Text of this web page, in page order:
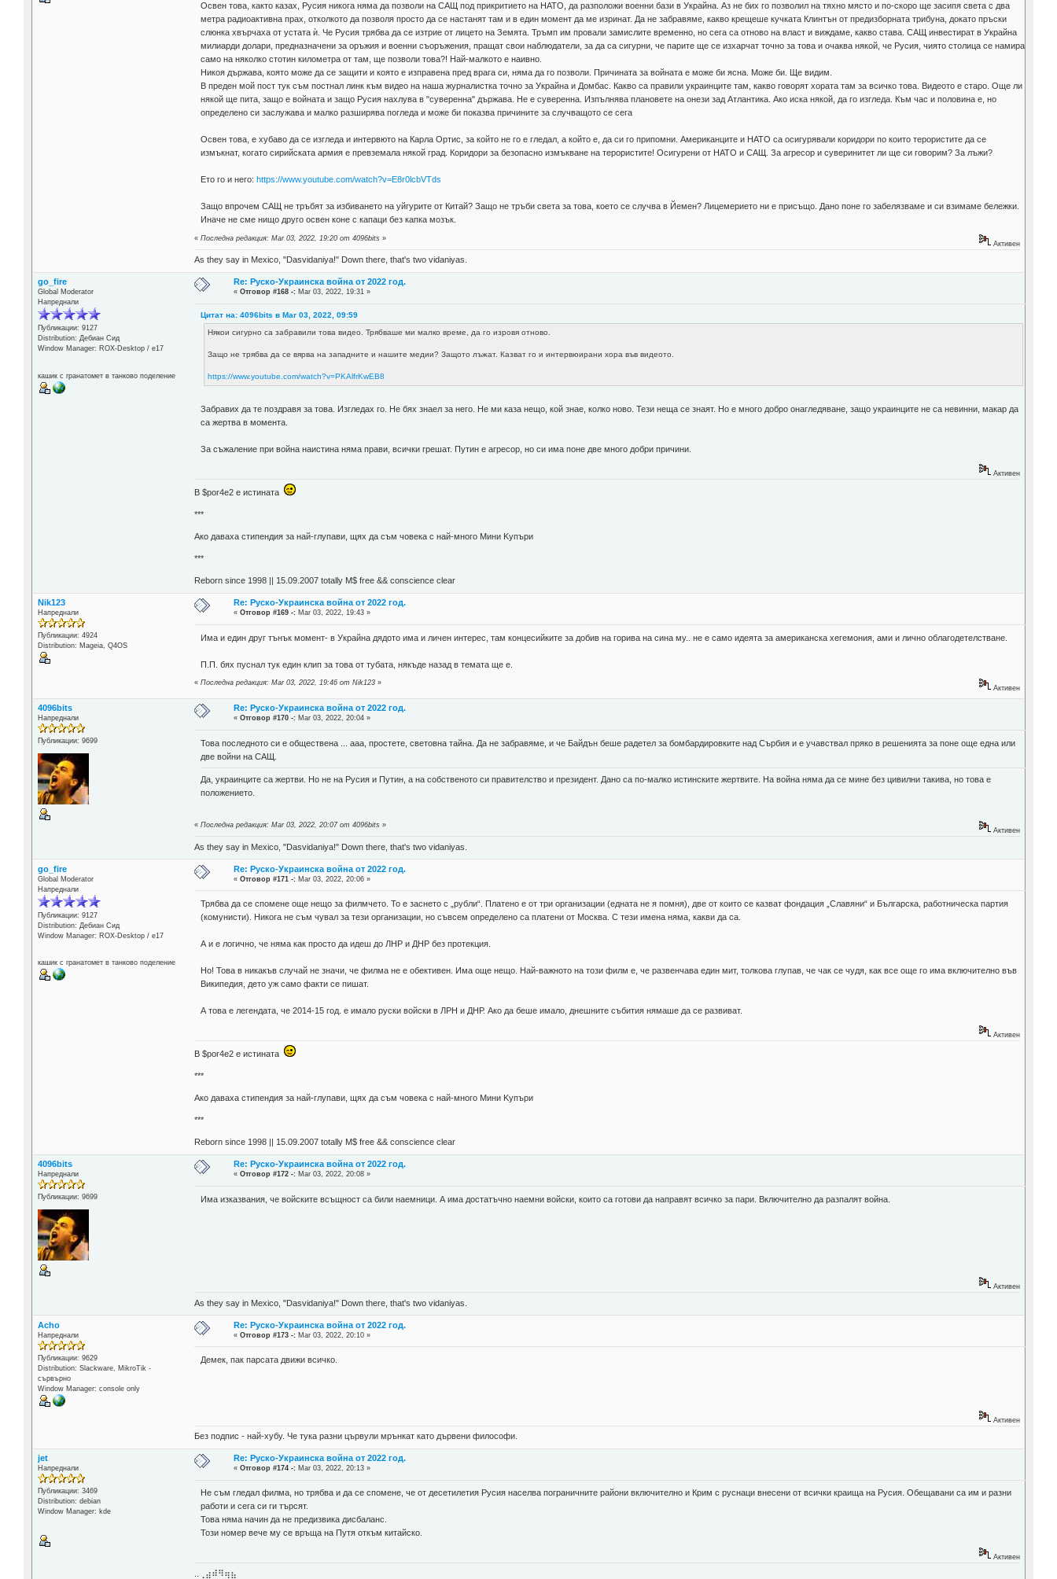
Освен това, както казах, Русия никога няма да позволи на САЩ под прикритието на НАТО, да разположи военни бази в Украйна. Аз не бих го позволил на тяхно място и по-скоро ще засипя света с два
метра радиоактивна прах, отколкото да позволя просто да се настанят там и в един момент да ме изринат. Да не забравяме, какво крещеше кучката Клинтън от предизборната трибуна, докато пръски
слюнка хвърчаха от устата ѝ. Че Русия трябва да се изтрие от лицето на Земята. Тръмп им провали замислите временно, но сега са отново на власт и виждаме, какво става. САЩ инвестират в Украйна
милиарди долари, предназначени за оръжия и военни съоръжения, пращат свои наблюдатели, за да са сигурни, че парите ще се изхарчат точно за това и очаква някой, че Русия, чиято столица се намира
само на няколко стотин километра от там, ще позволи това?! Най-малкото е наивно.
Никоя държава, която може да се защити и която е изправена пред врага си, няма да го позволи. Причината за войната е може би ясна. Може би. Ще видим.
В преден мой пост тук съм постнал линк към видео на наша журналистка точно за Украйна и Домбас. Какво са правили украинците там, какво говорят хората там за всичко това. Видеото е старо. Още ли
някой ще пита, защо е войната и защо Русия нахлува в "суверенна" държава. Не е суверенна. Изпълнява плановете на онези зад Атлантика. Ако иска някой, да го изгледа. Към час и половина е, но
определено си заслужава и малко разширява погледа и може би показва причините за случващото се сега
Освен това, е хубаво да се изгледа и интервюто на Карла Ортис, за който не го е гледал, а който е, да си го припомни. Американците и НАТО са осигурявали коридори по които терористите да се
измъкнат, когато сирийската армия е превземала някой град. Коридори за безопасно измъкване на терористите! Осигурени от НАТО и САЩ. За агресор и суверинитет ли ще си говорим? За лъжи?
Ето го и него:https://www.youtube.com/watch?v=E8r0lcbVTds
Защо впрочем САЩ не тръбят за избиването на уйгурите от Китай? Защо не тръби света за това, което се случва в Йемен? Лицемерието ни е присъщо. Дано поне го забелязваме и си взимаме бележки.
Иначе не сме нищо друго освен коне с капаци без капка мозък.
«Последна редакция: Mar 03, 2022, 19:20 от 4096bits »
Активен
As they say in Mexico, "Dasvidaniya!" Down there, that's two vidaniyas.
go_fire
Global Moderator
Напреднали
Публикации: 9127
Distribution: Дебиан Сид
Window Manager: ROX-Desktop / е17
кашик с гранатомет в танково поделение
Re: Руско-Украинска война от 2022 год.
«Отговор #168 -: Mar 03, 2022, 19:31 »
Цитат на: 4096bits в Mar 03, 2022, 09:59
Някои сигурно са забравили това видео. Трябваше ми малко време, да го изровя отново.
Защо не трябва да се вярва на западните и нашите медии? Защото лъжат. Казват го и интервюирани хора във видеото.
https://www.youtube.com/watch?v=PKAlfrKwEB8
Забравих да те поздравя за това. Изгледах го. Не бях знаел за него. Не ми каза нещо, кой знае, колко ново. Тези неща се знаят. Но е много добро онагледяване, защо украинците не са невинни, макар да
са жертва в момента.
За съжаление при война наистина няма прави, всички грешат. Путин е агресор, но си има поне две много добри причини.
Активен
В $por4e2 e истината
***
Aко даваха стипендия за най-глупави, щях да съм човека с най-много Mини Kупъри
***
Reborn since 1998 || 15.09.2007 totally М$ free && conscience clear
Nik123
Напреднали
Публикации: 4924
Distribution: Mageia, Q4OS
Re: Руско-Украинска война от 2022 год.
«Отговор #169 -: Mar 03, 2022, 19:43 »
Има и един друг тънък момент- в Украйна дядото има и личен интерес, там концесийките за добив на горива на сина му.. не е само идеята за американска хегемония, ами и лично облагодетелстване.
П.П. бях пуснал тук един клип за това от тубата, някъде назад в темата ще е.
«Последна редакция: Mar 03, 2022, 19:46 от Nik123 »
Активен
4096bits
Напреднали
Публикации: 9699
Re: Руско-Украинска война от 2022 год.
«Отговор #170 -: Mar 03, 2022, 20:04 »
Това последното си е обществена ... ааа, простете, световна тайна. Да не забравяме, и че Байдън беше радетел за бомбардировките над Сърбия и е учавствал пряко в решенията за поне още една или
две войни на САЩ.
Да, украинците са жертви. Но не на Русия и Путин, а на собственото си правителство и президент. Дано са по-малко истинските жертвите. На война няма да се мине без цивилни такива, но това е
положението.
«Последна редакция: Mar 03, 2022, 20:07 от 4096bits »
Активен
As they say in Mexico, "Dasvidaniya!" Down there, that's two vidaniyas.
go_fire
Global Moderator
Напреднали
Публикации: 9127
Distribution: Дебиан Сид
Window Manager: ROX-Desktop / е17
кашик с гранатомет в танково поделение
Re: Руско-Украинска война от 2022 год.
«Отговор #171 -: Mar 03, 2022, 20:06 »
Трябва да се спомене още нещо за филмчето. То е заснето с „рубли“. Платено е от три организации (едната не я помня), две от които се казват фондация „Славяни“ и Българска, работническа партия
(комунисти). Никога не съм чувал за тези организации, но съвсем определено са платени от Москва. С тези имена няма, какви да са.
А и е логично, че няма как просто да идеш до ЛНР и ДНР без протекция.
Но! Това в никакъв случай не значи, че филма не е обективен. Има още нещо. Най-важното на този филм е, че развенчава един мит, толкова глупав, че чак се чудя, как все още го има включително във
Википедия, дето уж само факти се пишат.
А това е легендата, че 2014-15 год. е имало руски войски в ЛРН и ДНР. Ако да беше имало, днешните събития нямаше да се развиват.
Активен
В $por4e2 e истината
***
Aко даваха стипендия за най-глупави, щях да съм човека с най-много Mини Kупъри
***
Reborn since 1998 || 15.09.2007 totally М$ free && conscience clear
4096bits
Напреднали
Публикации: 9699
Re: Руско-Украинска война от 2022 год.
«Отговор #172 -: Mar 03, 2022, 20:08 »
Има изказвания, че войските всъщност са били наемници. А има достатъчно наемни войски, които са готови да направят всичко за пари. Включително да разпалят война.
Активен
As they say in Mexico, "Dasvidaniya!" Down there, that's two vidaniyas.
Acho
Напреднали
Публикации: 9629
Distribution: Slackware, MikroTik -
сървърно
Window Manager: console only
Re: Руско-Украинска война от 2022 год.
«Отговор #173 -: Mar 03, 2022, 20:10 »
Демек, пак парсата движи всичко.
Активен
Без подпис - най-хубу. Че тука разни цървули мрънкат като дървени философи.
jet
Напреднали
Публикации: 3469
Distribution: debian
Window Manager: kde
Re: Руско-Украинска война от 2022 год.
«Отговор #174 -: Mar 03, 2022, 20:13 »
Не съм гледал филма, но трябва и да се спомене, че от десетилетия Русия населва пограничните райони включително и Крим с руснаци внесени от всички краища на Русия. Обещавани са им и разни
работи и сега си ги търсят.
Това няма начин да не предизвика дисбаланс.
Този номер вече му се връща на Путя откъм китайско.
Активен
..⢀⣴⠾⠻⢶⣦⠀